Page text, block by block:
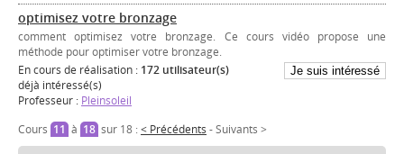
optimisez votre bronzage
comment optimisez votre bronzage. Ce cours vidéo propose une
méthode pour optimiser votre bronzage.
En cours de réalisation : 172 utilisateur(s)
déjà intéressé(s)
Professeur : Pleinsoleil
Cours 11à 18sur 18 :< Précédents -Suivants >